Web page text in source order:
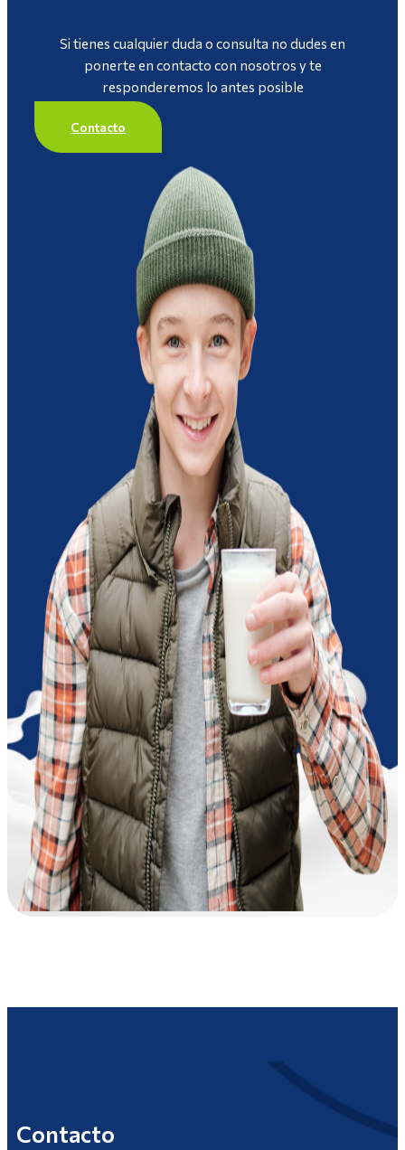
Si tienes cualquier duda o consulta no dudes en
ponerte en contacto con nosotros y te
responderemos lo antes posible
Contacto
Contacto